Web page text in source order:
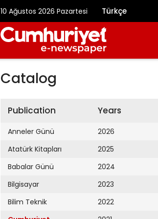
10 Ağustos 2026 Pazartesi Türkçe
Catalog
Publication
Anneler Günü
Atatürk Kitapları
Babalar Günü
Bilgisayar
Bilim Teknik
Years
2026
2025
2024
2023
2022